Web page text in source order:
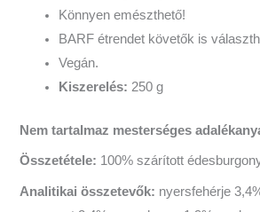
Könnyen emészthető!
BARF étrendet követők is
Vegán.
Kiszerelés: 250 g
Nem tartalmaz mesterséges
Összetétele: 100% szárított
Analitikai összetevők: nyersfehérje